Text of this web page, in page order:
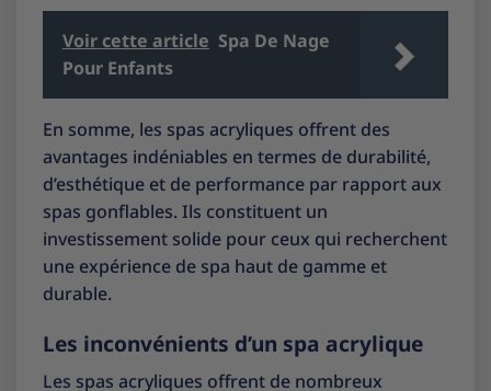
Voir cette article Spa De Nage
Pour Enfants
En somme, les spas acryliques offrent des
avantages indéniables en termes de durabilité,
d’esthétique et de performance par rapport aux
spas gonflables. Ils constituent un
investissement solide pour ceux qui recherchent
une expérience de spa haut de gamme et
durable.
Les inconvénients d’un spa acrylique
Les spas acryliques offrent de nombreux